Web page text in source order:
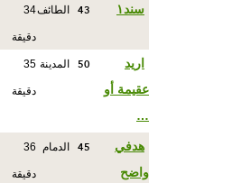
سند١ 43 الطائف34
دقيقة
اريد
عقيمة أو
…
50 المدينة 35
دقيقة
هدفي
واضح
45 الدمام 36
دقيقة